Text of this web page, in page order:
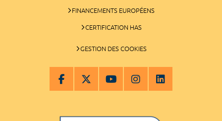
FINANCEMENTS EUROPÉENS
CERTIFICATION HAS
GESTION DES COOKIES